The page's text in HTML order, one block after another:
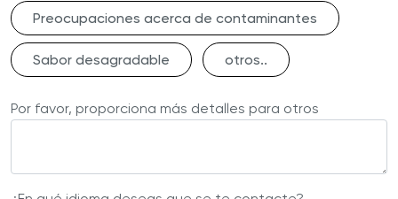
Preocupaciones acerca de contaminantes
Sabor desagradable otros..
Por favor, proporciona más detalles para otros